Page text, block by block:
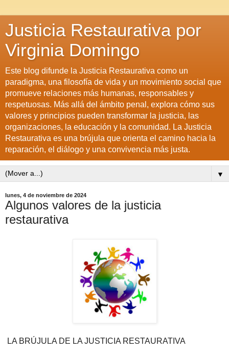
Justicia Restaurativa por
Virginia Domingo
Este blog difunde la Justicia Restaurativa como un
paradigma, una filosofía de vida y un movimiento social que
promueve relaciones más humanas, responsables y
respetuosas. Más allá del ámbito penal, explora cómo sus
valores y principios pueden transformar la justicia, las
organizaciones, la educación y la comunidad. La Justicia
Restaurativa es una brújula que orienta el camino hacia la
reparación, el diálogo y una convivencia más justa.
▼
lunes, 4 de noviembre de 2024
Algunos valores de la justicia
restaurativa
LA BRÚJULA DE LA JUSTICIA RESTAURATIVA